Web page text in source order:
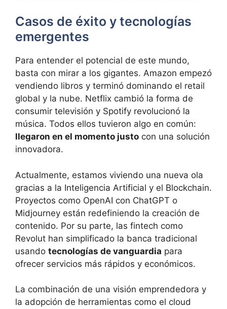
Casos de éxito y tecnologías
emergentes
Para entender el potencial de este mundo,
basta con mirar a los gigantes. Amazon empezó
vendiendo libros y terminó dominando el retail
global y la nube. Netflix cambió la forma de
consumir televisión y Spotify revolucionó la
música. Todos ellos tuvieron algo en común:
llegaron en el momento justo con una solución
innovadora.
Actualmente, estamos viviendo una nueva ola
gracias a la Inteligencia Artificial y el Blockchain.
Proyectos como OpenAI con ChatGPT o
Midjourney están redefiniendo la creación de
contenido. Por su parte, las fintech como
Revolut han simplificado la banca tradicional
usando tecnologías de vanguardia para
ofrecer servicios más rápidos y económicos.
La combinación de una visión emprendedora y
la adopción de herramientas como el cloud